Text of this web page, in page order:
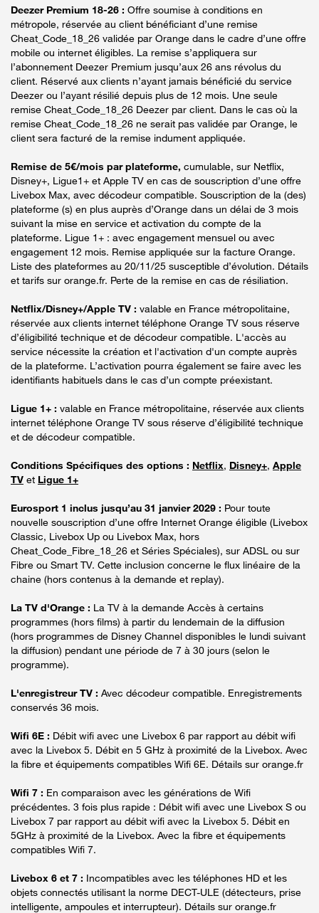
Deezer Premium 18-26 : Offre soumise à conditions en
métropole, réservée au client bénéficiant d’une remise
Cheat_Code_18_26 validée par Orange dans le cadre d’une offre
mobile ou internet éligibles. La remise s’appliquera sur
l’abonnement Deezer Premium jusqu’aux 26 ans révolus du
client. Réservé aux clients n’ayant jamais bénéficié du service
Deezer ou l’ayant résilié depuis plus de 12 mois. Une seule
remise Cheat_Code_18_26 Deezer par client. Dans le cas où la
remise Cheat_Code_18_26 ne serait pas validée par Orange, le
client sera facturé de la remise indument appliquée.
Remise de 5€/mois par plateforme, cumulable, sur Netflix,
Disney+, Ligue1+ et Apple TV en cas de souscription d’une offre
Livebox Max, avec décodeur compatible. Souscription de la (des)
plateforme (s) en plus auprès d’Orange dans un délai de 3 mois
suivant la mise en service et activation du compte de la
plateforme. Ligue 1+ : avec engagement mensuel ou avec
engagement 12 mois. Remise appliquée sur la facture Orange.
Liste des plateformes au 20/11/25 susceptible d’évolution. Détails
et tarifs sur orange.fr. Perte de la remise en cas de résiliation.
Netflix/Disney+/Apple TV : valable en France métropolitaine,
réservée aux clients internet téléphone Orange TV sous réserve
d’éligibilité technique et de décodeur compatible. L'accès au
service nécessite la création et l'activation d'un compte auprès
de la plateforme. L’activation pourra également se faire avec les
identifiants habituels dans le cas d’un compte préexistant.
Ligue 1+ : valable en France métropolitaine, réservée aux clients
internet téléphone Orange TV sous réserve d’éligibilité technique
et de décodeur compatible.
Conditions Spécifiques des options : Netflix, Disney+, Apple
TV et Ligue 1+
Eurosport 1 inclus jusqu’au 31 janvier 2029 : Pour toute
nouvelle souscription d’une offre Internet Orange éligible (Livebox
Classic, Livebox Up ou Livebox Max, hors
Cheat_Code_Fibre_18_26 et Séries Spéciales), sur ADSL ou sur
Fibre ou Smart TV. Cette inclusion concerne le flux linéaire de la
chaine (hors contenus à la demande et replay).
La TV d'Orange : La TV à la demande Accès à certains
programmes (hors films) à partir du lendemain de la diffusion
(hors programmes de Disney Channel disponibles le lundi suivant
la diffusion) pendant une période de 7 à 30 jours (selon le
programme).
L'enregistreur TV : Avec décodeur compatible. Enregistrements
conservés 36 mois.
Wifi 6E : Débit wifi avec une Livebox 6 par rapport au débit wifi
avec la Livebox 5. Débit en 5 GHz à proximité de la Livebox. Avec
la fibre et équipements compatibles Wifi 6E. Détails sur orange.fr
Wifi 7 : En comparaison avec les générations de Wifi
précédentes. 3 fois plus rapide : Débit wifi avec une Livebox S ou
Livebox 7 par rapport au débit wifi avec la Livebox 5. Débit en
5GHz à proximité de la Livebox. Avec la fibre et équipements
compatibles Wifi 7.
Livebox 6 et 7 : Incompatibles avec les téléphones HD et les
objets connectés utilisant la norme DECT-ULE (détecteurs, prise
intelligente, ampoules et interrupteur). Détails sur orange.fr